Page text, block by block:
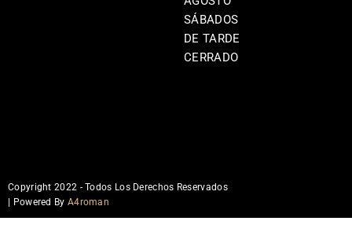
SÁBADOS
DE TARDE
CERRADO
Copyright 2022 - Todos Los Derechos Reservados
| Powered By A4roman